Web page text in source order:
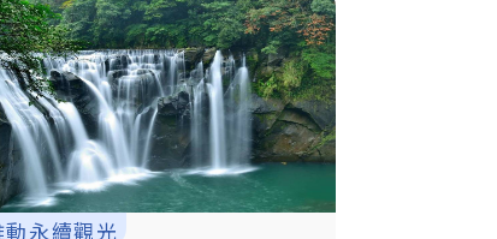
動永續觀光